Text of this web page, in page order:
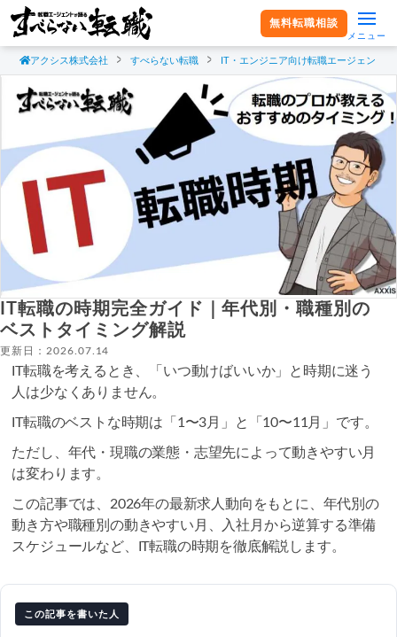
無料転職相談
メニュー
アクシス株式会社 すべらない転職 IT・エンジニア向け転職エージェント
IT転職の時期完全ガイド｜年代別・職種別の
ベストタイミング解説
更新日：2026.07.14
IT転職を考えるとき、「いつ動けばいいか」と時期に迷う
人は少なくありません。
IT転職のベストな時期は「1〜3月」と「10〜11月」です。
ただし、年代・現職の業態・志望先によって動きやすい月
は変わります。
この記事では、2026年の最新求人動向をもとに、年代別の
動き方や職種別の動きやすい月、入社月から逆算する準備
スケジュールなど、IT転職の時期を徹底解説します。
この記事を書いた人